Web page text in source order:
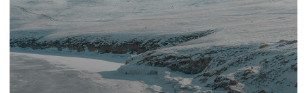
Реликтовая
тополиная роща